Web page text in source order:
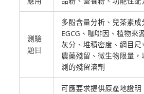
測驗
題目
多酚含量分析、兒茶素成
EGCG、咖啡因、植物來
灰分、堆積密度、網目尺
農藥殘留、微生物限量，
測的殘留溶劑
可應要求提供原產地證明